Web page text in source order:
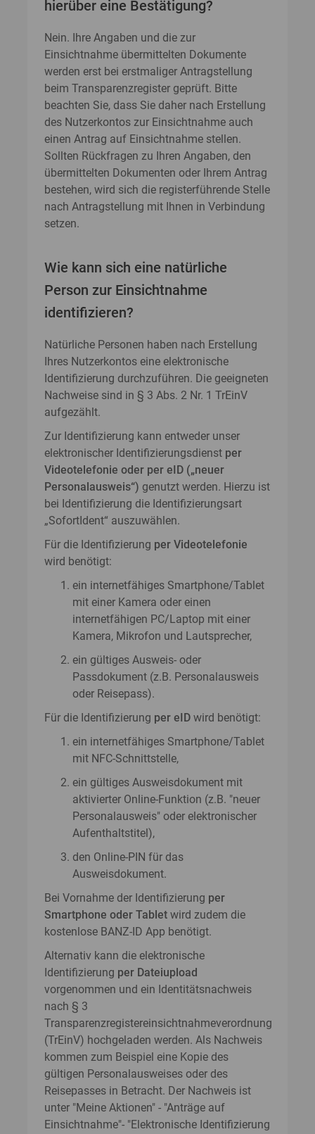
hierüber eine Bestätigung?
Nein. Ihre Angaben und die zur
Einsichtnahme übermittelten Dokumente
werden erst bei erstmaliger Antragstellung
beim Transparenzregister geprüft. Bitte
beachten Sie, dass Sie daher nach Erstellung
des Nutzerkontos zur Einsichtnahme auch
einen Antrag auf Einsichtnahme stellen.
Sollten Rückfragen zu Ihren Angaben, den
übermittelten Dokumenten oder Ihrem Antrag
bestehen, wird sich die registerführende Stelle
nach Antragstellung mit Ihnen in Verbindung
setzen.
Wie kann sich eine natürliche
Person zur Einsichtnahme
identifizieren?
Natürliche Personen haben nach Erstellung
Ihres Nutzerkontos eine elektronische
Identifizierung durchzuführen. Die geeigneten
Nachweise sind in § 3 Abs. 2 Nr. 1 TrEinV
aufgezählt.
Zur Identifizierung kann entweder unser
elektronischer Identifizierungsdienst per
Videotelefonie oder per eID („neuer
Personalausweis“) genutzt werden. Hierzu ist
bei Identifizierung die Identifizierungsart
„SofortIdent“ auszuwählen.
Für die Identifizierung per Videotelefonie
wird benötigt:
ein internetfähiges Smartphone/Tablet
mit einer Kamera oder einen
internetfähigen PC/Laptop mit einer
Kamera, Mikrofon und Lautsprecher,
ein gültiges Ausweis- oder
Passdokument (z.B. Personalausweis
oder Reisepass).
Für die Identifizierung per eID wird benötigt:
ein internetfähiges Smartphone/Tablet
mit NFC-Schnittstelle,
ein gültiges Ausweisdokument mit
aktivierter Online-Funktion (z.B. "neuer
Personalausweis" oder elektronischer
Aufenthaltstitel),
den Online-PIN für das
Ausweisdokument.
Bei Vornahme der Identifizierung per
Smartphone oder Tablet wird zudem die
kostenlose BANZ-ID App benötigt.
Alternativ kann die elektronische
Identifizierung per Dateiupload
vorgenommen und ein Identitätsnachweis
nach § 3
Transparenzregistereinsichtnahmeverordnung
(TrEinV) hochgeladen werden. Als Nachweis
kommen zum Beispiel eine Kopie des
gültigen Personalausweises oder des
Reisepasses in Betracht. Der Nachweis ist
unter "Meine Aktionen" - "Anträge auf
Einsichtnahme"- "Elektronische Identifizierung